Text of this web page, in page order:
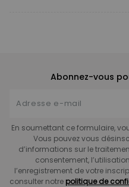
Abonnez-vous
En soumettant ce formulaire,
Vous pouvez vous
d’informations sur le
consentement,
l’enregistrement de votre
consulter notre politique de